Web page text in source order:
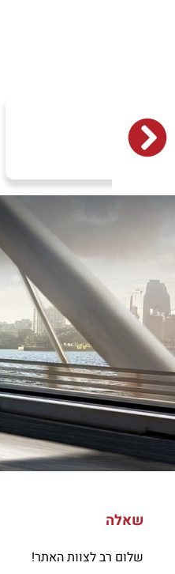
שאלה
שלום רב לצוות האתר!